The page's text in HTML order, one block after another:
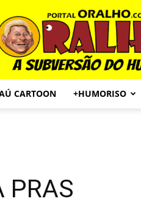
CARTOON +HUMORISO
PRAS